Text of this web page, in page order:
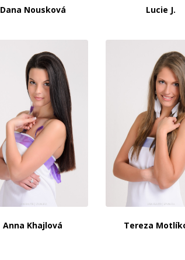
Dana Nousková Lucie J.
Anna Khajlová Tereza